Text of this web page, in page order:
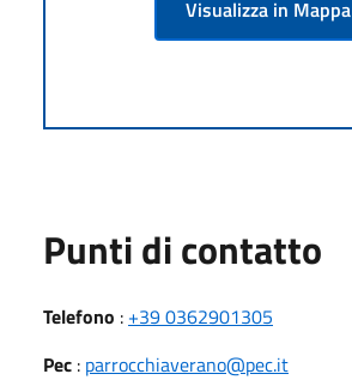
Visualizza in Mappa
Punti di contatto
Telefono : +39 0362901305
Pec : parrocchiaverano@pec.it